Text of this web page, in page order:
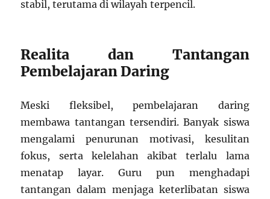
stabil, terutama di wilayah terpencil.
Realita dan Tantangan
Pembelajaran Daring
Meski fleksibel, pembelajaran daring
membawa tantangan tersendiri. Banyak siswa
mengalami penurunan motivasi, kesulitan
fokus, serta kelelahan akibat terlalu lama
menatap layar. Guru pun menghadapi
tantangan dalam menjaga keterlibatan siswa